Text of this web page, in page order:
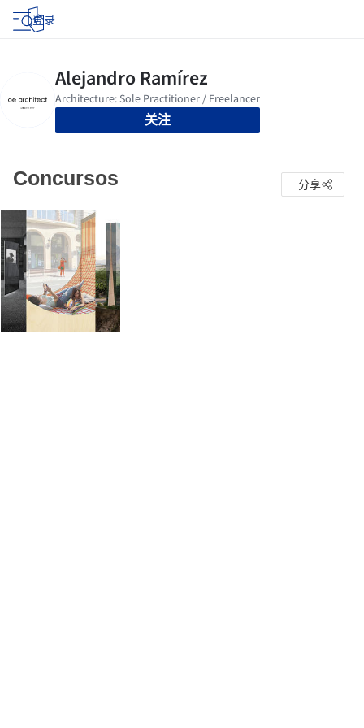
登录
关注
Concursos 分享